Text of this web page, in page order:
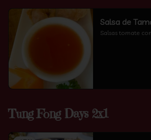
Salsa de
Salsas tomate
Tung Fong Days 2x1